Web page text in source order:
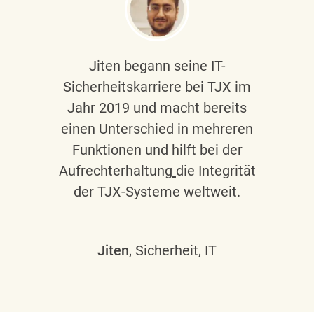
Jiten begann seine IT-
Sicherheitskarriere bei TJX im
Jahr 2019 und macht bereits
einen Unterschied in mehreren
Funktionen und hilft bei der
Aufrechterhaltung die Integrität
der TJX-Systeme weltweit.
Jiten, Sicherheit, IT